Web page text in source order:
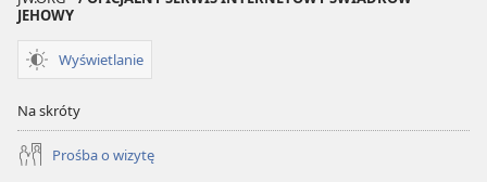
JEHOWY
Wyświetlanie
Na skróty
Prośba o wizytę